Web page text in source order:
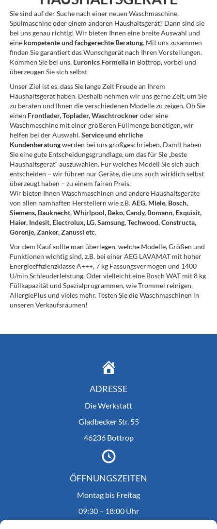
Sie sind auf der Suche nach einer neuen Waschmaschine,
Spülmaschine oder einem anderen Haushaltsgerät? Dann sind sie
bei uns genau richtig! Wir bieten Ihnen eine breite Auswahl und
eine kompetente und fachgerechte Beratung. Mit uns zusammen
finden Sie garantiert das Wunschgerät nach Ihren Vorstellungen.
Kommen Sie bei uns, Euronics Formella in Bottrop, vorbei und
überzeugen Sie sich selbst.
Unser Ziel ist es, dass Sie lange Zeit Freude an Ihrem
Haushaltsgerät haben. Deshalb nehmen wir uns gerne Zeit, um Sie
zu beraten und Ihnen die verschiedenen Modelle zu zeigen. Ob Sie
einen Frontlader, Toplader, Waschtrockneroder eine
Waschmaschine mit einer größeren Füllmenge benötigen, wir
helfen bei der Auswahl.Service und ehrliche
Kundenberatungwerden bei uns großgeschrieben. Damit haben
Sie eine gute Entscheidungsgrundlage, um das für Sie „beste
Haushaltsgerät“ auszuwählen. Für welches Modell Sie sich auch
entscheiden – wir führen nur Geräte, die uns auch wirklich selbst
überzeugt haben – zu einem fairen Preis.
Wir bieten Ihnen Waschmaschinen und andere Haushaltsgeräte
von allen namhaften Herstellern wie z.B.AEG, Miele, Bosch,
Siemens, Bauknecht, Whirlpool, Beko, Candy, Bomann, Exquisit,
Haier, Indesit, Electrolux, LG, Samsung, Techwood, Constructa,
Gorenje, Zanker, Zanussi etc.
Vor dem Kauf sollte man überlegen, welche Modelle, Größen und
Funktionen wichtig sind, z.B. bei einer AEG LAVAMAT mit hoher
Energieeffizienzklasse A+++, 7 kg Fassungsvermögen und 1400
U/min Schleuderleistung. Oder vielleicht eine Bosch WAT mit 8 kg
Füllkapazität und Spezialprogrammen, wie Trommel reinigen,
AllergiePlus und vieles mehr. Testen Sie die Waschmaschinen in
unseren Verkaufsräumen!
ADRESSE
Die Werkstatt
Gladbecker Str. 55
46236 Bottrop
ÖFFNUNGSZEITEN
Montag bis Freitag
09:30 – 18:00 Uhr